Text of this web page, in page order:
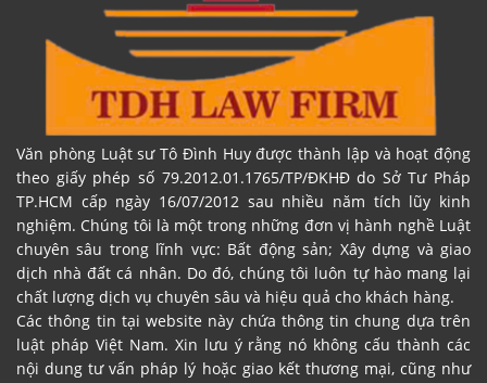
Văn phòng Luật sư Tô Đình Huy được thành lập và hoạt động
theo giấy phép số 79.2012.01.1765/TP/ĐKHĐ do Sở Tư Pháp
TP.HCM cấp ngày 16/07/2012 sau nhiều năm tích lũy kinh
nghiệm. Chúng tôi là một trong những đơn vị hành nghề Luật
chuyên sâu trong lĩnh vực: Bất động sản; Xây dựng và giao
dịch nhà đất cá nhân. Do đó, chúng tôi luôn tự hào mang lại
chất lượng dịch vụ chuyên sâu và hiệu quả cho khách hàng.
Các thông tin tại website này chứa thông tin chung dựa trên
luật pháp Việt Nam. Xin lưu ý rằng nó không cấu thành các
nội dung tư vấn pháp lý hoặc giao kết thương mại, cũng như